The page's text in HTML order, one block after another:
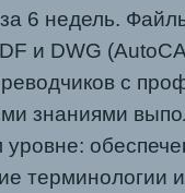
6 недель.
и DWG
с
знаниями
уровне:
терминологии